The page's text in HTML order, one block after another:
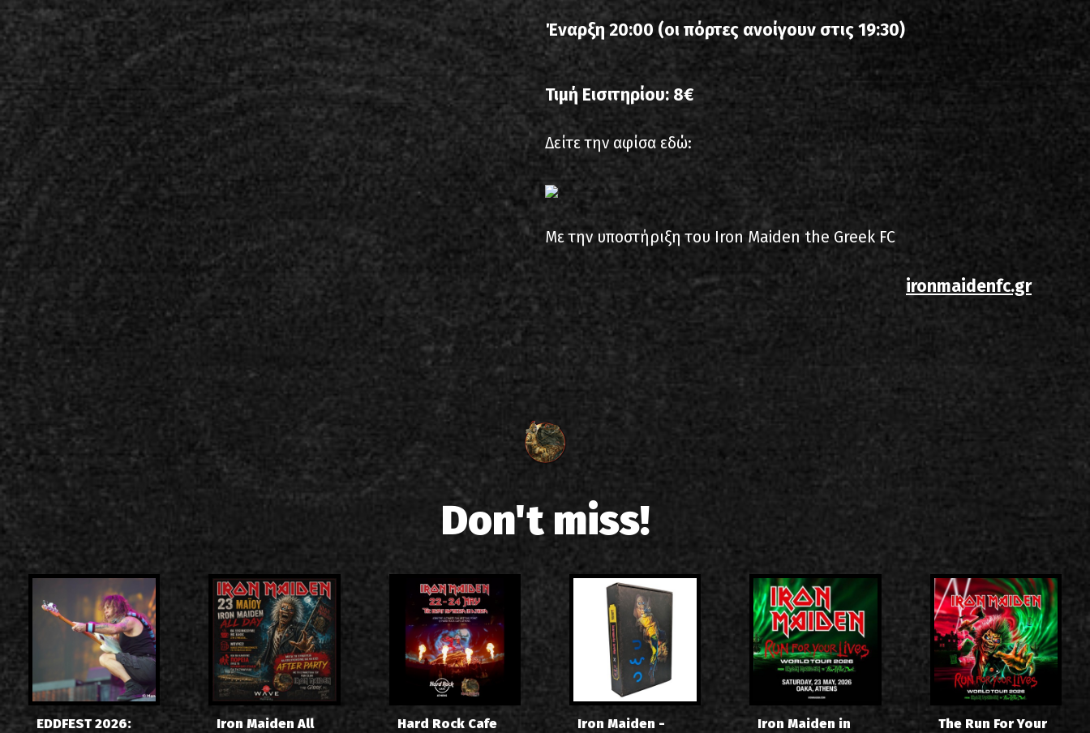
Έναρξη 20:00 (οι πόρτες ανοίγουν στις 19:30)
Τιμή Εισιτηρίου: 8€
Δείτε την αφίσα εδώ:
Με την υποστήριξη του Iron Maiden the Greek FC
ironmaidenfc.gr
Don't miss!
EDDFEST 2026:
Iron Maiden All
Hard Rock Cafe
Iron Maiden -
Iron Maiden in
The Run For Your